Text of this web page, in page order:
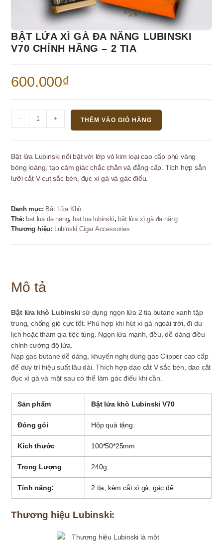
BẬT LỬA XÌ GÀ ĐA NĂNG LUBINSKI
V70 CHÍNH HÃNG – 2 TIA
600.000₫
lửa
đa
năng
Lubinski
hãng
- + THÊM VÀO GIỎ HÀNG
Bật lửa Lubinski nổi bật với lớp vỏ kim loại cao cấp phủ vàng
bóng loáng, tạo cảm giác chắc chắn và đẳng cấp. Tích hợp sẵn
lưỡi cắt V-cutsắc bén, đục xì gà và gác điếu.
Danh mục: Bật Lửa Khò
Thẻ: bat lua da nang, bat lua lubinski, bật lửa xì gà đa năng
Thương hiệu: Lubinski Cigar Accessories
Mô tả
Bật lửa khò Lubinski sử dụng ngọn lửa 2 tia butane xanh tập
trung, chống gió cực tốt. Phù hợp khi hútxì gà ngoài trời, đi du
lịch hoặc tham gia tiệc tùng. Ngọn lửa mạnh, đều, dễ dàng điều
chỉnh cường độ lửa.
Nạp gas butane dễ dàng, khuyến nghị dùng gas Clipper cao cấp
để duy trì hiệu suất lâu dài. Thích hợp dao cắt V sắc bén, dao cắt
đục xì gà và mặt sau có thể làm gác điếu khi cần.
Sản phẩm Bật lửa khò Lubinski V70
Đóng gói Hộp quà tặng
Kích thước 100*50*25mm
Trọng Lượng 240g
Tính năng: 2 tia, kèm cắt xì gà, gác để
Thương hiệu Lubinski: